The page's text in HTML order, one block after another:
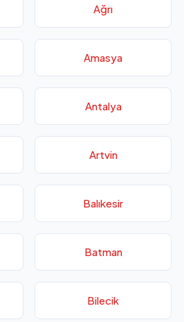
Ağrı
Amasya
Antalya
Artvin
Balıkesir
Batman
Bilecik